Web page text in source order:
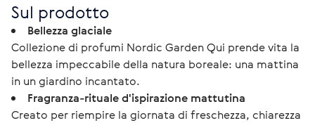
Sul prodotto
Bellezza glaciale
Collezione di profumi Nordic Garden Qui prende vita la
bellezza impeccabile della natura boreale: una mattina
in un giardino incantato.
Fragranza-rituale d'ispirazione mattutina
Creato per riempire la giornata di freschezza, chiarezza